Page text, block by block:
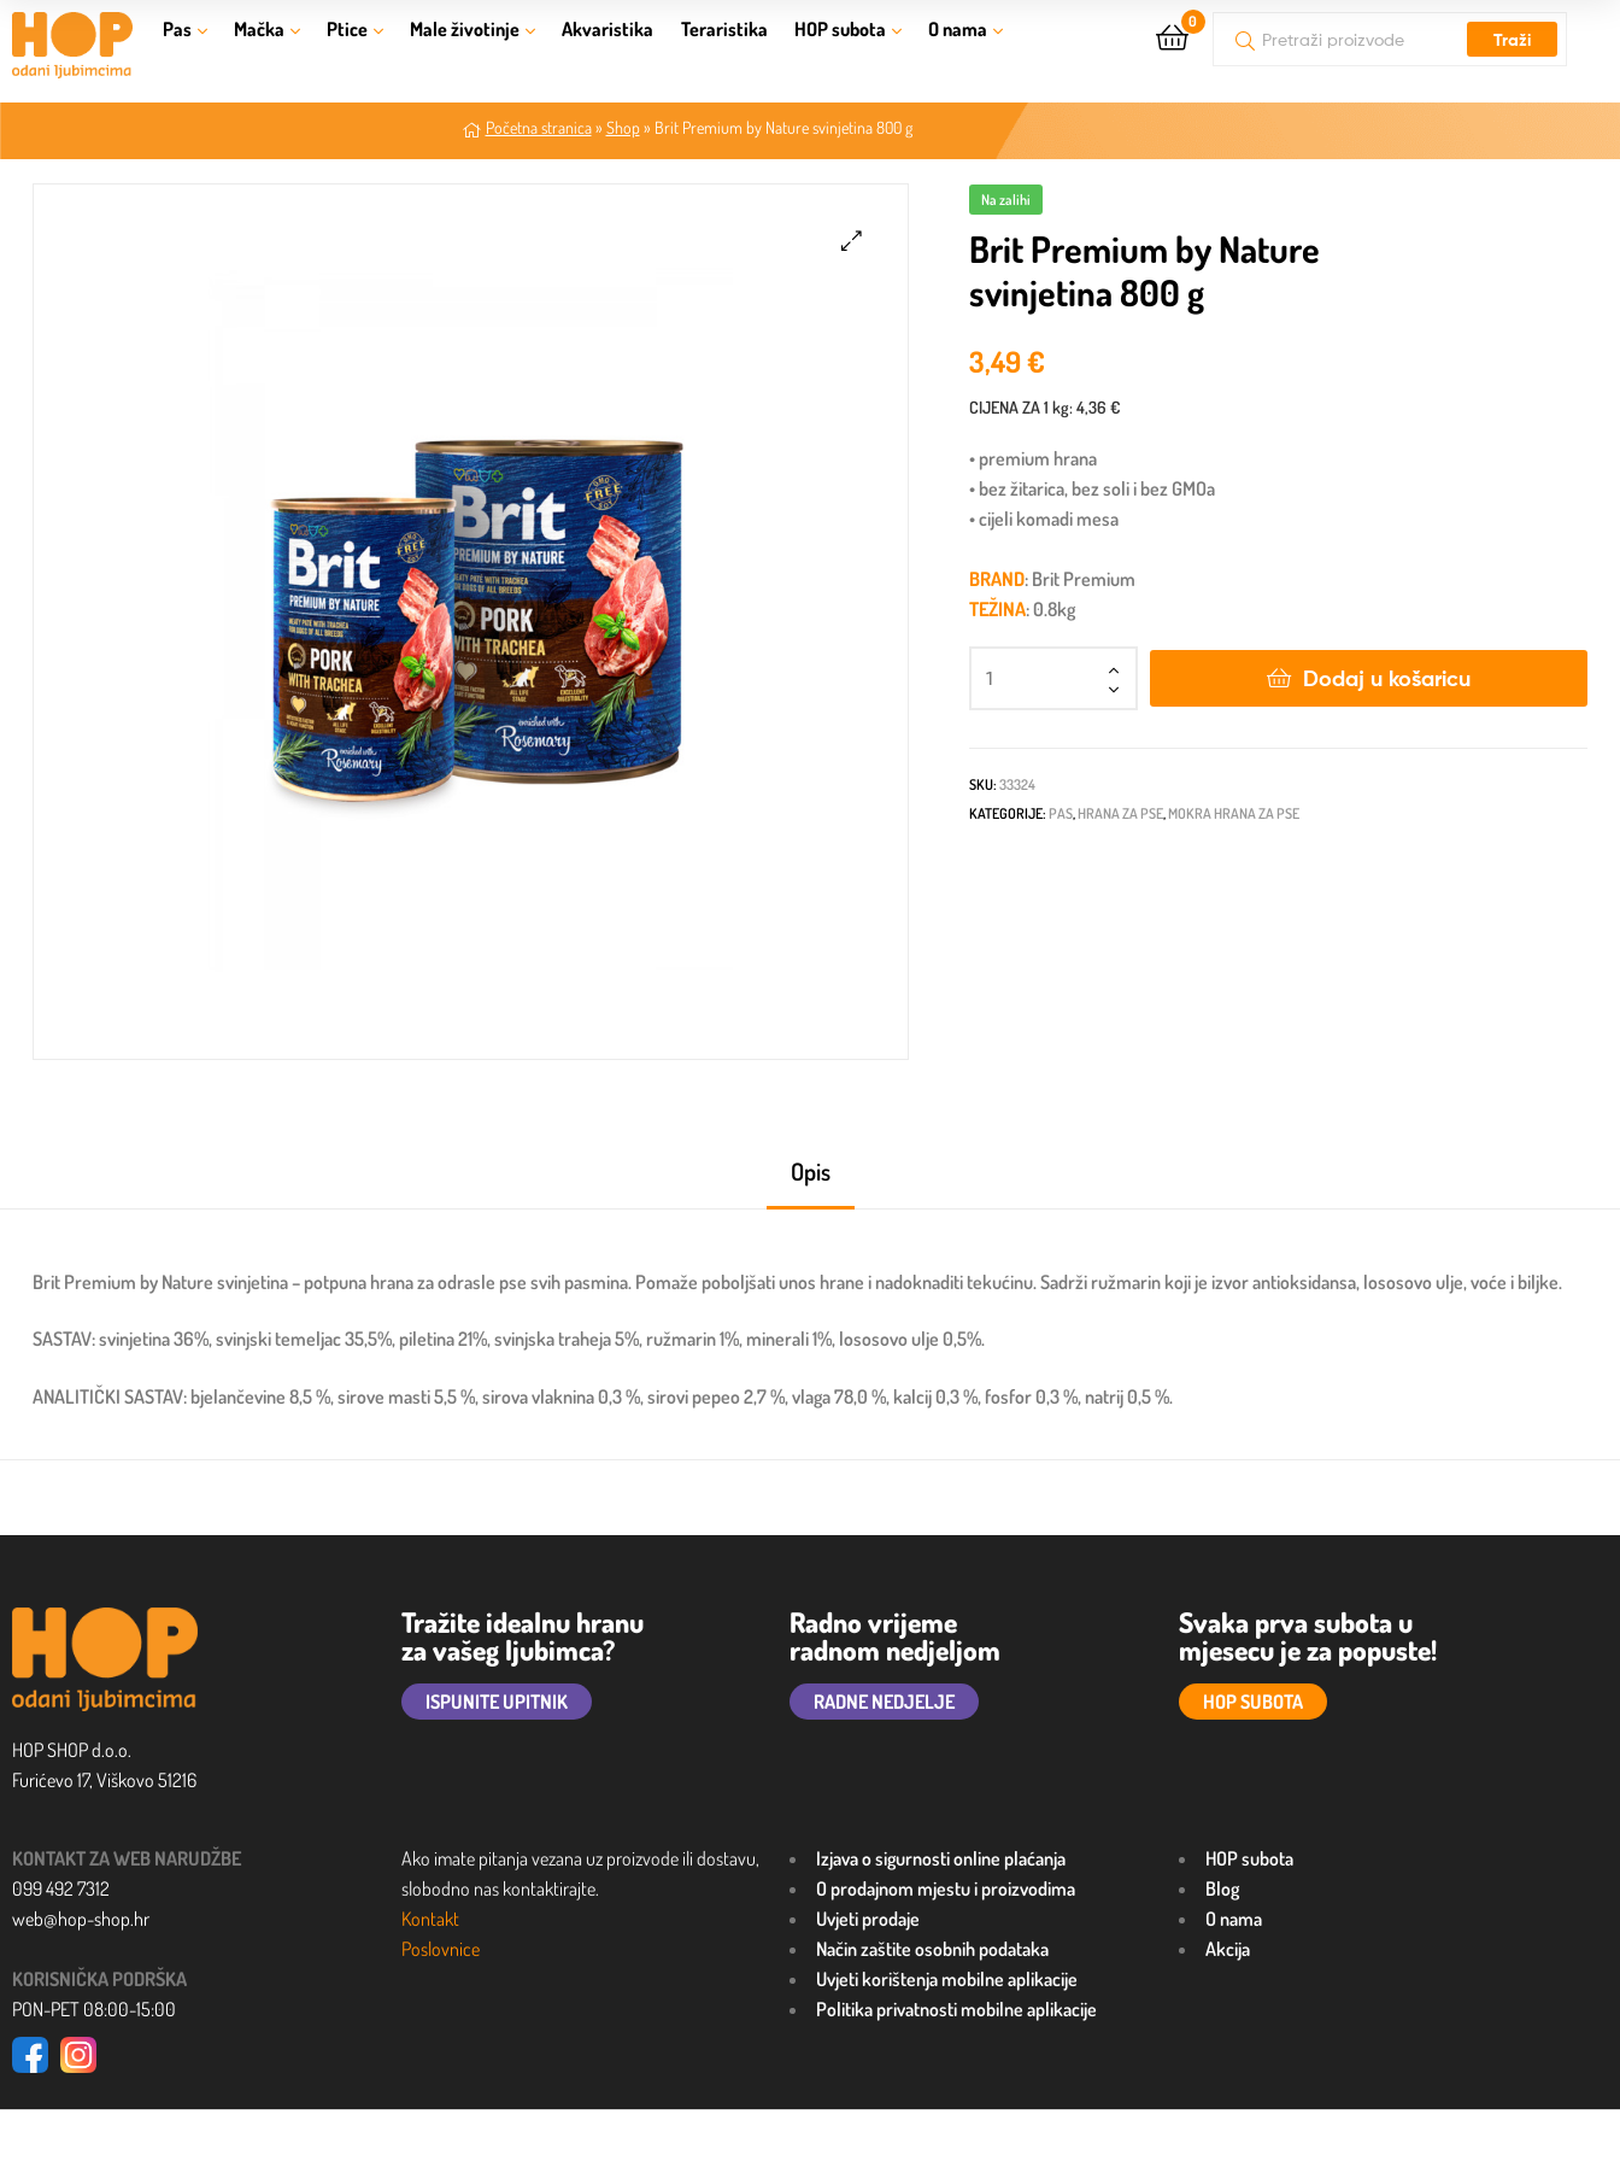
Pas Mačka Ptice Male životinje Akvaristika Teraristika HOP subota O nama 0
Traži
Početna stranica» Shop» Brit Premium by Nature svinjetina 800 g
Na zalihi
Brit Premium by Nature
svinjetina 800 g
3,49€
CIJENA ZA1 kg:4,36 €
• premium hrana
• bez žitarica, bez soli i bez GMOa
• cijeli komadi mesa
BRAND: Brit Premium
TEŽINA: 0.8kg
Dodaj u košaricu
SKU:33324
KATEGORIJE: PAS, HRANA ZA PSE, MOKRA HRANA ZA PSE
Opis
Brit Premium by Nature svinjetina – potpuna hrana za odrasle pse svih pasmina. Pomaže poboljšati unos hrane i nadoknaditi tekućinu. Sadrži ružmarin koji je izvor antioksidansa, lososovo ulje, voće i biljke.
SASTAV: svinjetina 36%, svinjski temeljac 35,5%, piletina 21%, svinjska traheja 5%, ružmarin 1%, minerali 1%, lososovo ulje 0,5%.
ANALITIČKI SASTAV: bjelančevine 8,5 %, sirove masti 5,5 %, sirova vlaknina 0,3 %, sirovi pepeo 2,7 %, vlaga 78,0 %, kalcij 0,3 %, fosfor 0,3 %, natrij 0,5 %.
HOP SHOP d.o.o.
Furićevo 17, Viškovo 51216
Tražite idealnu hranu
za vašeg ljubimca?
ISPUNITE UPITNIK
Radno vrijeme
radnom nedjeljom
RADNE NEDJELJE
Svaka prva subota u
mjesecu je za popuste!
HOP SUBOTA
KONTAKT ZA WEB NARUDŽBE
099 492 7312
web@hop-shop.hr
KORISNIČKA PODRŠKA
PON-PET 08:00-15:00
Ako imate pitanja vezana uz proizvode ili dostavu,
slobodno nas kontaktirajte.
Kontakt
Poslovnice
Izjava o sigurnosti online plaćanja
O prodajnom mjestu i proizvodima
Uvjeti prodaje
Način zaštite osobnih podataka
Uvjeti korištenja mobilne aplikacije
Politika privatnosti mobilne aplikacije
HOP subota
Blog
O nama
Akcija